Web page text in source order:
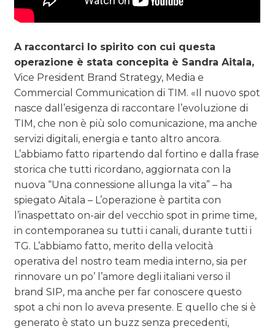
A raccontarci lo spirito con cui questa
operazione è stata concepita è Sandra Aitala,
Vice President Brand Strategy, Media e
Commercial Communication di TIM. «Il nuovo spot
nasce dall’esigenza di raccontare l’evoluzione di
TIM, che non è più solo comunicazione, ma anche
servizi digitali, energia e tanto altro ancora.
L’abbiamo fatto ripartendo dal fortino e dalla frase
storica che tutti ricordano, aggiornata con la
nuova “Una connessione allunga la vita” – ha
spiegato Aitala – L’operazione è partita con
l’inaspettato on-air del vecchio spot in prime time,
in contemporanea su tutti i canali, durante tutti i
TG. L’abbiamo fatto, merito della velocità
operativa del nostro team media interno, sia per
rinnovare un po’ l’amore degli italiani verso il
brand SIP, ma anche per far conoscere questo
spot a chi non lo aveva presente. E quello che si è
generato è stato un buzz senza precedenti,